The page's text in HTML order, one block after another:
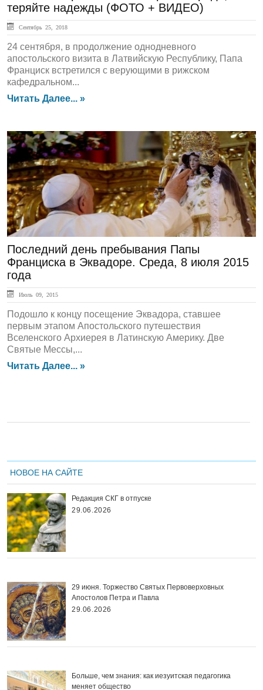
теряйте надежды (ФОТО + ВИДЕО)
Сентябрь 25, 2018
24 сентября, в продолжение однодневного
апостольского визита в Латвийскую Республику, Папа
Франциск встретился с верующими в рижском
кафедральном...
Читать Далее... »
ГЛАВНАЯ
Последний день пребывания Папы
Франциска в Эквадоре. Среда, 8 июля 2015
года
Июль 09, 2015
Подошло к концу посещение Эквадора, ставшее
первым этапом Апостольского путешествия
Вселенского Архиерея в Латинскую Америку. Две
Святые Мессы,...
Читать Далее... »
НОВОЕ НА САЙТЕ
Редакция СКГ в отпуске
29.06.2026
29 июня. Торжество Святых Первоверховных
Апостолов Петра и Павла
29.06.2026
Больше, чем знания: как иезуитская педагогика
меняет общество